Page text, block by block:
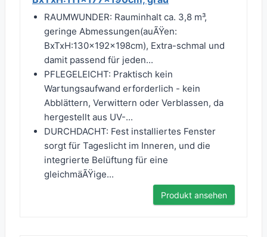
RAUMWUNDER: Rauminhalt ca. 3,8 m³,
geringe Abmessungen(auÃŸen:
BxTxH:130x192x198cm), Extra-schmal und
damit passend für jeden...
PFLEGELEICHT: Praktisch kein
Wartungsaufwand erforderlich - kein
Abblättern, Verwittern oder Verblassen, da
hergestellt aus UV-...
DURCHDACHT: Fest installiertes Fenster
sorgt für Tageslicht im Inneren, und die
integrierte Belüftung für eine
gleichmäÃŸige...
Produkt ansehen